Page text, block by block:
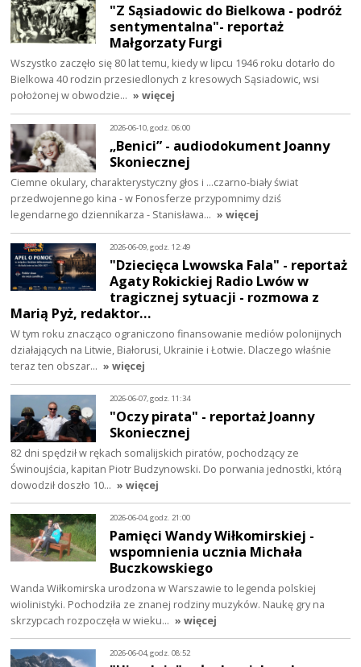
"Z Sąsiadowic do Bielkowa - podróż
sentymentalna"- reportaż
Małgorzaty Furgi
Wszystko zaczęło się 80 lat temu, kiedy w lipcu 1946 roku dotarło do
Bielkowa 40 rodzin przesiedlonych z kresowych Sąsiadowic, wsi
położonej w obwodzie… » więcej
2026-06-10, godz. 06:00
„Benici” - audiodokument Joanny
Skoniecznej
Ciemne okulary, charakterystyczny głos i ...czarno-biały świat
przedwojennego kina - w Fonosferze przypomnimy dziś
legendarnego dziennikarza - Stanisława… » więcej
2026-06-09, godz. 12:49
"Dziecięca Lwowska Fala" - reportaż
Agaty Rokickiej Radio Lwów w
tragicznej sytuacji - rozmowa z
Marią Pyż, redaktor…
W tym roku znacząco ograniczono finansowanie mediów polonijnych
działających na Litwie, Białorusi, Ukrainie i Łotwie. Dlaczego właśnie
teraz ten obszar… » więcej
2026-06-07, godz. 11:34
"Oczy pirata" - reportaż Joanny
Skoniecznej
82 dni spędził w rękach somalijskich piratów, pochodzący ze
Świnoujścia, kapitan Piotr Budzynowski. Do porwania jednostki, którą
dowodził doszło 10… » więcej
2026-06-04, godz. 21:00
Pamięci Wandy Wiłkomirskiej -
wspomnienia ucznia Michała
Buczkowskiego
Wanda Wiłkomirska urodzona w Warszawie to legenda polskiej
wiolinistyki. Pochodziła ze znanej rodziny muzyków. Naukę gry na
skrzypcach rozpoczęła w wieku… » więcej
2026-06-04, godz. 08:52